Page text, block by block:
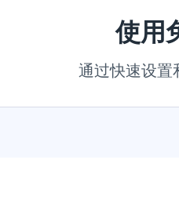
使用
通过快速设置